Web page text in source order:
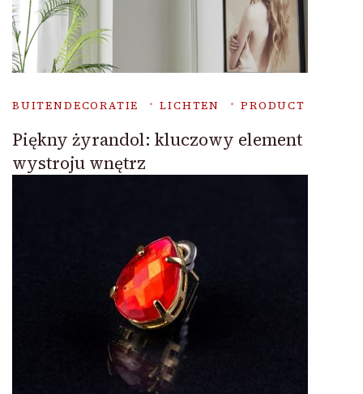
BUITENDECORATIE LICHTEN PRODUCT
Piękny żyrandol: kluczowy element
wystroju wnętrz